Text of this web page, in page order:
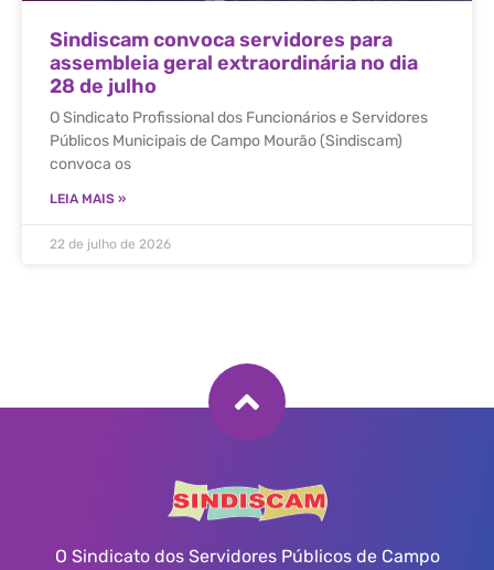
Sindiscam convoca servidores para
assembleia geral extraordinária no dia
28 de julho
O Sindicato Profissional dos Funcionários e Servidores
Públicos Municipais de Campo Mourão (Sindiscam)
convoca os
LEIA MAIS »
22 de julho de 2026
O Sindicato dos Servidores Públicos de Campo